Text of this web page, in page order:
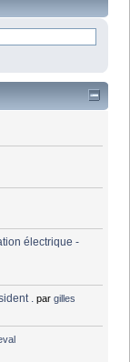
électrique -
. pargilles